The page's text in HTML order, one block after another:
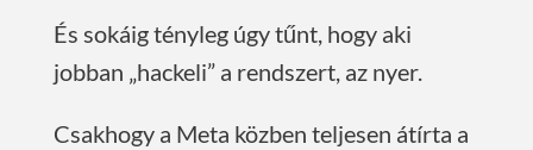
És sokáig tényleg úgy tűnt, hogy aki
jobban „hackeli” a rendszert, az nyer.
Csakhogy a Meta közben teljesen átírta a